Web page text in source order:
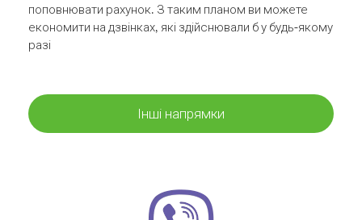
поповнювати рахунок. З таким планом ви можете
економити на дзвінках, які здійснювали б у будь-якому
разі
Інші напрямки